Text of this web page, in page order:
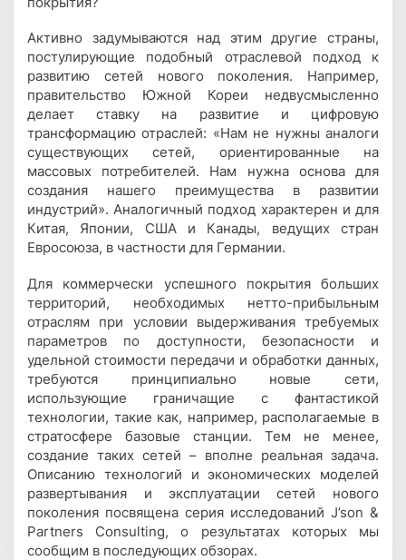
Активно задумываются над этим другие страны,
постулирующие подобный отраслевой подход к
развитию сетей нового поколения. Например,
правительство Южной Кореи недвусмысленно
делает ставку на развитие и цифровую
трансформацию отраслей: «Нам не нужны аналоги
существующих сетей, ориентированные на
массовых потребителей. Нам нужна основа для
создания нашего преимущества в развитии
индустрий». Аналогичный подход характерен и для
Китая, Японии, США и Канады, ведущих стран
Евросоюза, в частности для Германии.
Для коммерчески успешного покрытия больших
территорий, необходимых нетто-прибыльным
отраслям при условии выдерживания требуемых
параметров по доступности, безопасности и
удельной стоимости передачи и обработки данных,
требуются принципиально новые сети,
использующие граничащие с фантастикой
технологии, такие как, например, располагаемые в
стратосфере базовые станции. Тем не менее,
создание таких сетей – вполне реальная задача.
Описанию технологий и экономических моделей
развертывания и эксплуатации сетей нового
поколения посвящена серия исследований J’son &
Partners Consulting, о результатах которых мы
сообщим в последующих обзорах.